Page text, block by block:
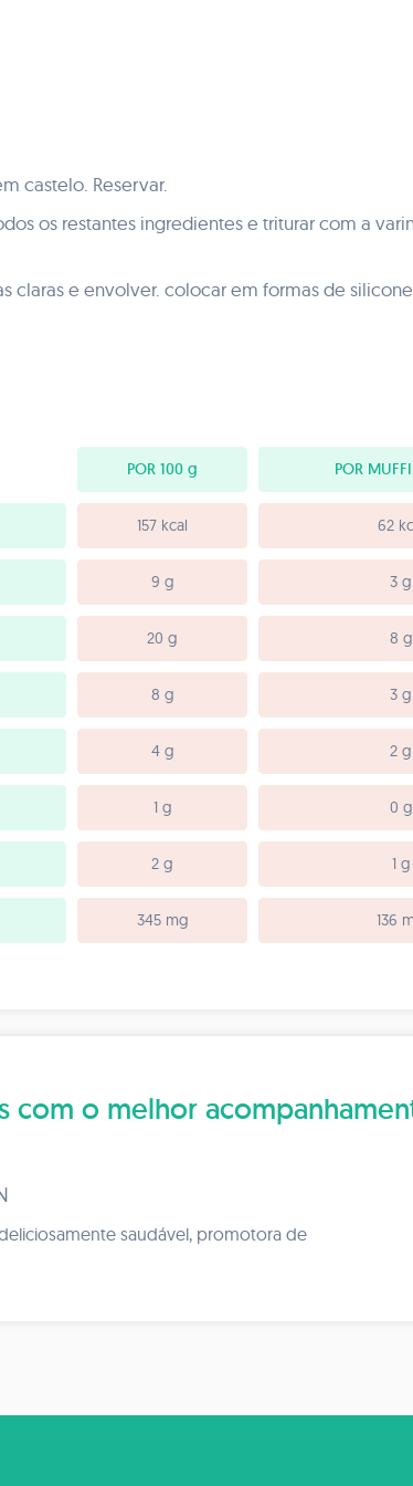
castelo. Reservar.
os restantes ingredientes e triturar com a
claras e envolver. colocar em formas de
POR 100 g POR
157 kcal 62
9 g 3 g
20 g 8 g
8 g 3 g
4 g 2 g
1 g 0 g
2 g 1 g
345 mg 136
com o melhor
saudável, promotora de